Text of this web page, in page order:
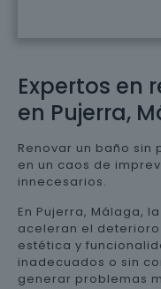
Expertos en
en Pujerra,
Renovar un baño
en un caos de
innecesarios.
En Pujerra, Málaga,
aceleran el
estética y
inadecuados o sin
generar problemas